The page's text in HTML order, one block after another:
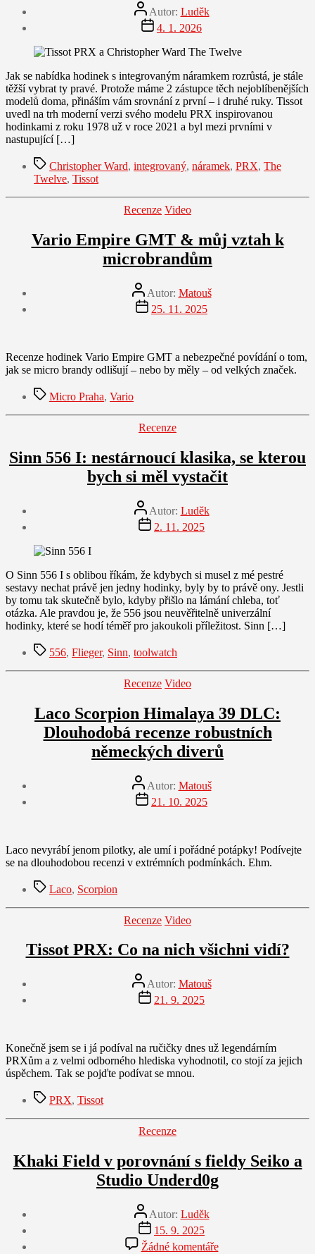
Autor
příspěvku
Autor: Luděk
Datum
příspěvku
4. 1. 2026
Jak se nabídka hodinek s integrovaným náramkem rozrůstá, je stále
těžší vybrat ty pravé. Protože máme 2 zástupce těch nejoblíbenějších
modelů doma, přináším vám srovnání z první – i druhé ruky. Tissot
uvedl na trh moderní verzi svého modelu PRX inspirovanou
hodinkami z roku 1978 už v roce 2021 a byl mezi prvními v
nastupující […]
ŠtítkyChristopher Ward, integrovaný, náramek, PRX, The
Twelve, Tissot
Rubriky
Recenze Video
Vario Empire GMT & můj vztah k
microbrandům
Autor
příspěvku
Autor: Matouš
Datum
příspěvku
25. 11. 2025
Recenze hodinek Vario Empire GMT a nebezpečné povídání o tom,
jak se micro brandy odlišují – nebo by měly – od velkých značek.
ŠtítkyMicro Praha, Vario
Rubriky
Recenze
Sinn 556 I: nestárnoucí klasika, se kterou
bych si měl vystačit
Autor
příspěvku
Autor: Luděk
Datum
příspěvku
2. 11. 2025
O Sinn 556 I s oblibou říkám, že kdybych si musel z mé pestré
sestavy nechat právě jen jedny hodinky, byly by to právě ony. Jestli
by tomu tak skutečně bylo, kdyby přišlo na lámání chleba, toť
otázka. Ale pravdou je, že 556 jsou neuvěřitelně univerzální
hodinky, které se hodí téměř pro jakoukoli příležitost. Sinn […]
Štítky556, Flieger, Sinn, toolwatch
Rubriky
Recenze Video
Laco Scorpion Himalaya 39 DLC:
Dlouhodobá recenze robustních
německých diverů
Autor
příspěvku
Autor: Matouš
Datum
příspěvku
21. 10. 2025
Laco nevyrábí jenom pilotky, ale umí i pořádné potápky! Podívejte
se na dlouhodobou recenzi v extrémních podmínkách. Ehm.
ŠtítkyLaco, Scorpion
Rubriky
Recenze Video
Tissot PRX: Co na nich všichni vidí?
Autor
příspěvku
Autor: Matouš
Datum
příspěvku
21. 9. 2025
Konečně jsem se i já podíval na ručičky dnes už legendárním
PRXům a z velmi odborného hlediska vyhodnotil, co stojí za jejich
úspěchem. Tak se pojďte podívat se mnou.
ŠtítkyPRX, Tissot
Rubriky
Recenze
Khaki Field v porovnání s fieldy Seiko a
Studio Underd0g
Autor
příspěvku
Autor: Luděk
Datum
příspěvku
15. 9. 2025
Žádné komentářeu